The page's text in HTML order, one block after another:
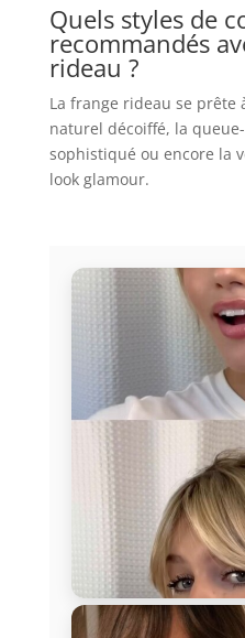
Quels styles de
recommandés
rideau ?
La frange rideau se prête
naturel décoiffé, la
sophistiqué ou encore la
look glamour.